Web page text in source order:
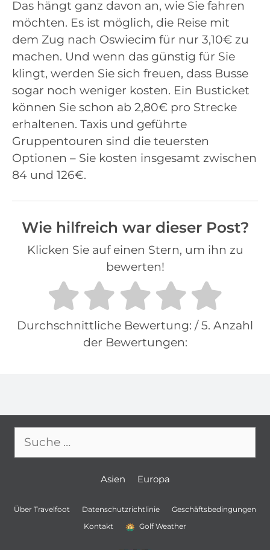
Das hängt ganz davon an, wie Sie fahren
möchten. Es ist möglich, die Reise mit
dem Zug nach Oswiecim für nur 3,10€ zu
machen. Und wenn das günstig für Sie
klingt, werden Sie sich freuen, dass Busse
sogar noch weniger kosten. Ein Busticket
können Sie schon ab 2,80€ pro Strecke
erhaltenen. Taxis und geführte
Gruppentouren sind die teuersten
Optionen – Sie kosten insgesamt zwischen
84 und 126€.
Wie hilfreich war dieser Post?
Klicken Sie auf einen Stern, um ihn zu
bewerten!
Durchschnittliche Bewertung: / 5. Anzahl
der Bewertungen:
nach:
Asien Europa
Über Travelfoot Datenschutzrichtlinie
Geschäftsbedingungen
Kontakt
Golf Weather